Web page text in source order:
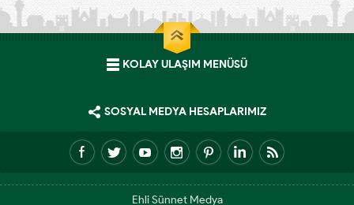
KOLAY ULAŞIM MENÜSÜ
SOSYAL MEDYA HESAPLARIMIZ
Ehli Sünnet Medya